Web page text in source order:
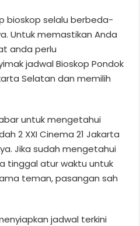
bioskop selalu berbeda-
Untuk memastikan Anda
anda perlu
jadwal Bioskop Pondok
Selatan dan memilih
untuk mengetahui
2 XXI Cinema 21 Jakarta
Jika sudah mengetahui
tinggal atur waktu untuk
teman, pasangan sah
jadwal terkini